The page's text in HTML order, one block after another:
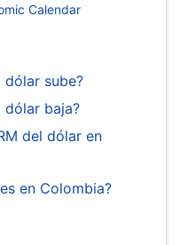
Calendar
dólar sube?
dólar baja?
del dólar en
en Colombia?